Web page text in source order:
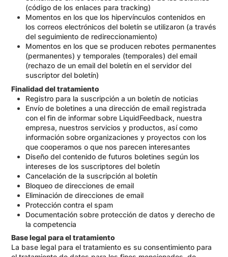
(código de los enlaces para tracking)
Momentos en los que los hipervínculos contenidos en
los correos electrónicos del boletín se utilizaron (a través
del seguimiento de redireccionamiento)
Momentos en los que se producen rebotes permanentes
(permanentes) y temporales (temporales) del email
(rechazo de un email del boletín en el servidor del
suscriptor del boletín)
Finalidad del tratamiento
Registro para la suscripción a un boletín de noticias
Envío de boletines a una dirección de email registrada
con el fin de informar sobre LiquidFeedback, nuestra
empresa, nuestros servicios y productos, así como
información sobre organizaciones y proyectos con los
que cooperamos o que nos parecen interesantes
Diseño del contenido de futuros boletines según los
intereses de los suscriptores del boletín
Cancelación de la suscripción al boletín
Bloqueo de direcciones de email
Eliminación de direcciones de email
Protección contra el spam
Documentación sobre protección de datos y derecho de
la competencia
Base legal para el tratamiento
La base legal para el tratamiento es su consentimiento para